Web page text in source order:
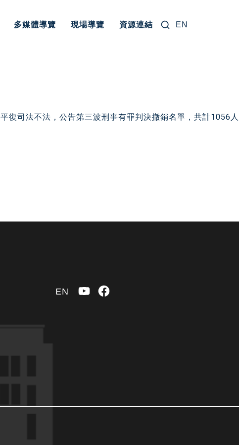
多媒體導覽 現場導覽 資源連結 EN
平復司法不法，公告第三波刑事有罪判決撤銷名單，共計1056人
EN YouTubeFacebook